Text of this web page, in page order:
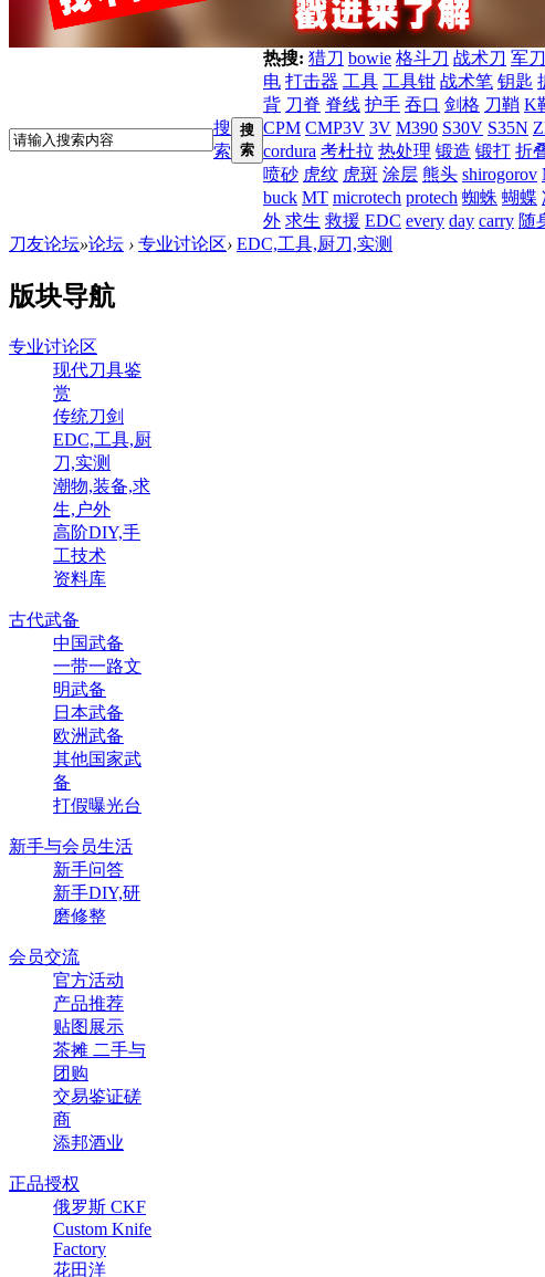
搜
索
搜
索
热搜: 猎刀 bowie 格斗刀 战术刀 军刀
电 打击器 工具 工具钳 战术笔 钥匙
背 刀脊 脊线 护手 吞口 剑格 刀鞘 K
CPM CMP3V 3V M390 S30V S35N
cordura 考杜拉 热处理 锻造 锻打 折
喷砂 虎纹 虎斑 涂层 熊头 shirogorov
buck MT microtech protech 蜘蛛 蝴蝶
外 求生 救援 EDC every day carry 随
刀友论坛»论坛 › 专业讨论区› EDC,工具,厨刀,实测
版块导航
专业讨论区
现代刀具鉴
赏
传统刀剑
EDC,工具,厨
刀,实测
潮物,装备,求
生,户外
高阶DIY,手
工技术
资料库
古代武备
中国武备
一带一路文
明武备
日本武备
欧洲武备
其他国家武
备
打假曝光台
新手与会员生活
新手问答
新手DIY,研
磨修整
会员交流
官方活动
产品推荐
贴图展示
茶摊 二手与
团购
交易鉴证磋
商
添邦酒业
正品授权
俄罗斯 CKF
Custom Knife
Factory
花田洋